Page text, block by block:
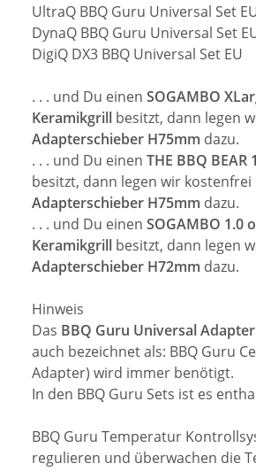
UltraQ BBQ Guru Universal Set
DynaQ BBQ Guru Universal Set
DigiQ DX3 BBQ Universal Set EU
. . . und Du einen SOGAMBO
Keramikgrill besitzt, dann legen
Adapterschieber H75mm dazu.
. . . und Du einen THE BBQ
besitzt, dann legen wir kostenfrei
Adapterschieber H75mm dazu.
. . . und Du einen SOGAMBO 1.0
Keramikgrill besitzt, dann legen
Adapterschieber H72mm dazu.
Hinweis
Das BBQ Guru Universal
auch bezeichnet als: BBQ Guru
Adapter) wird immer benötigt.
In den BBQ Guru Sets ist es
BBQ Guru Temperatur
regulieren und überwachen die